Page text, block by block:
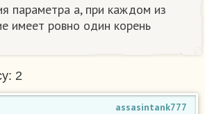
параметра а, при каждом из
имеет ровно один корень
2
assasintank777